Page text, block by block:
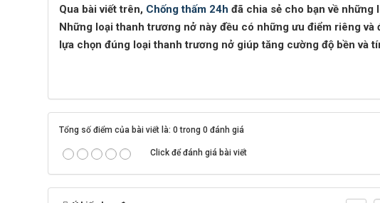
Qua bài viết trên, Chống thấm 24h đã chia sẻ cho bạn về những
Những loại thanh trương nở này đều có những ưu điểm riêng
lựa chọn đúng loại thanh trương nở giúp tăng cường độ bền và
Tổng số điểm của bài viết là: 0 trong 0 đánh giá
Click để đánh giá bài viết